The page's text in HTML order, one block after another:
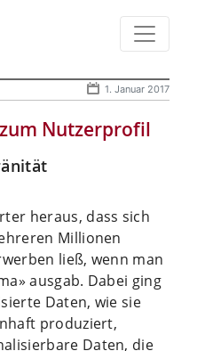
1. Januar 2017
Nutzerprofil
heraus, dass sich
Millionen
ließ, wenn man
ausgab. Dabei ging
Daten, wie sie
produziert,
Daten, die